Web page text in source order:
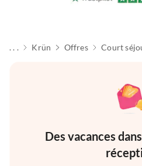
. . . Krün Offres Court
Des vacances